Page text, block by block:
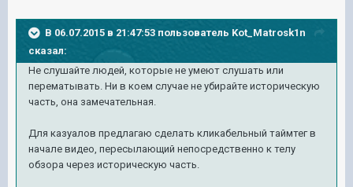
В 06.07.2015 в 21:47:53 пользователь Kot_Matrosk1n
сказал:
Не слушайте людей, которые не умеют слушать или
перематывать. Ни в коем случае не убирайте историческую
часть, она замечательная.
Для казуалов предлагаю сделать кликабельный таймтег в
начале видео, пересылающий непосредственно к телу
обзора через историческую часть.